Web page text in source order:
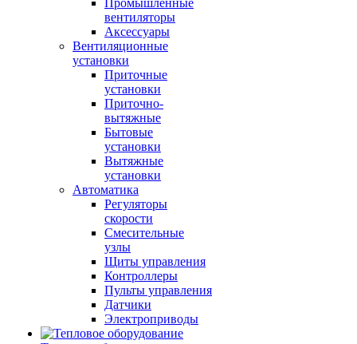
Промышленные
вентиляторы
Аксессуары
Вентиляционные
установки
Приточные
установки
Приточно-
вытяжные
Бытовые
установки
Вытяжные
установки
Автоматика
Регуляторы
скорости
Смесительные
узлы
Щиты управления
Контроллеры
Пульты управления
Датчики
Электроприводы